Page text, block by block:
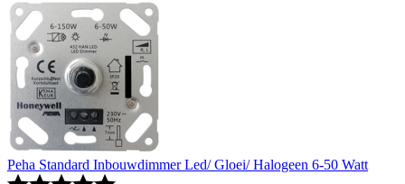
Peha Standard Inbouwdimmer Led/ Gloei/ Halogeen 6-50 Watt